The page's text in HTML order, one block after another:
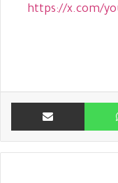
https://x.com/
واتساب مشاركة